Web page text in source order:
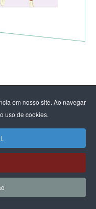
em nosso site. Ao navegar
uso de cookies.